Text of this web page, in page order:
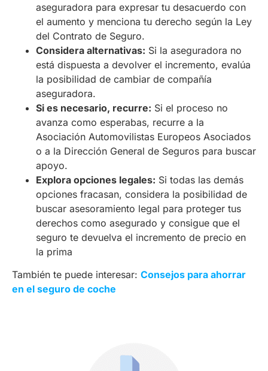
aseguradora para expresar tu desacuerdo con
el aumento y menciona tu derecho según la Ley
del Contrato de Seguro.
Considera alternativas: Si la aseguradora no
está dispuesta a devolver el incremento, evalúa
la posibilidad de cambiar de compañía
aseguradora.
Si es necesario, recurre: Si el proceso no
avanza como esperabas, recurre a la
Asociación Automovilistas Europeos Asociados
o a la Dirección General de Seguros para buscar
apoyo.
Explora opciones legales: Si todas las demás
opciones fracasan, considera la posibilidad de
buscar asesoramiento legal para proteger tus
derechos como asegurado y consigue que el
seguro te devuelva el incremento de precio en
la prima
También te puede interesar: Consejos para ahorrar
en el seguro de coche